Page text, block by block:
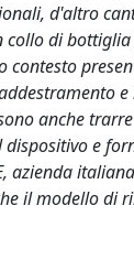
d'altro
collo di
contesto
anche
e
azienda
il modello di